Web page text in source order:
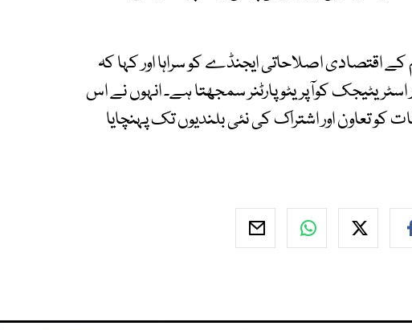
اقتصادی اصلاحاتی ایجنڈے کو سراہا اور کہا کہ
کوآپریٹو پارٹنر سمجھتا ہے۔ انہوں نے اس
کو تعاون اور اشتراک کی نئی بلندیوں تک پہنچایا